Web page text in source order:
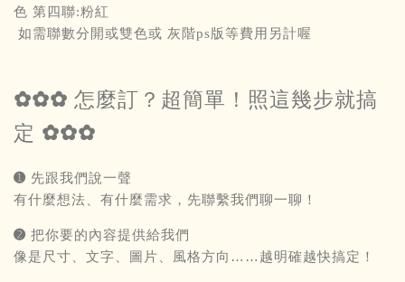
色 第四聯:粉紅
如需聯數分開或雙色或 灰階ps版等費用另計喔
✿✿✿ 怎麼訂？超簡單！照這幾步就搞
定 ✿✿✿
➊ 先跟我們說一聲
有什麼想法、有什麼需求，先聯繫我們聊一聊！
➋ 把你要的內容提供給我們
像是尺寸、文字、圖片、風格方向……越明確越快搞定！